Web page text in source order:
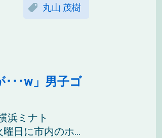
丸山 茂樹
･･w」男子ゴ
浜ミナト
日に市内のホ...